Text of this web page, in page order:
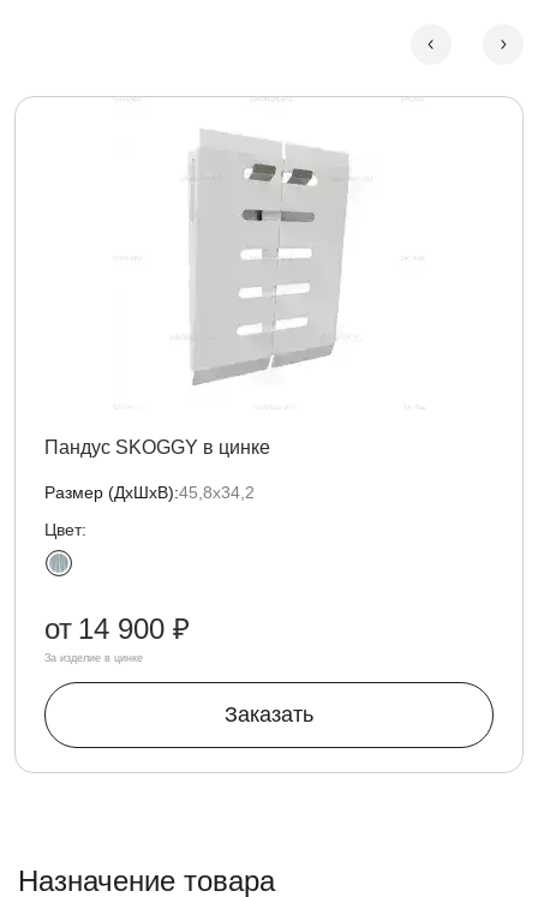
Пандус SKOGGY в цинке
Размер (ДxШxВ):45,8х34,2
Цвет:
от 14 900 ₽
За изделие в цинке
Заказать
Назначение товара